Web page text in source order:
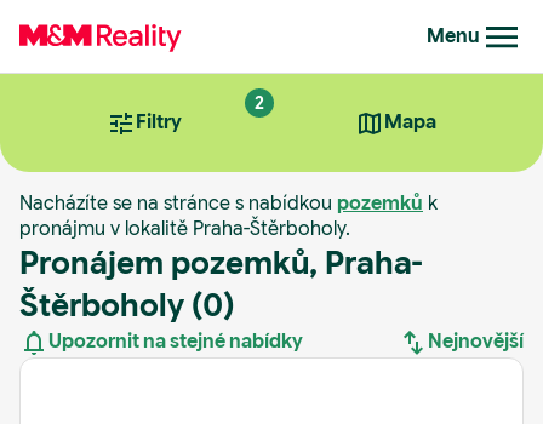
Menu
Filtry
2
Mapa
Nacházíte se na stránce s nabídkou pozemků k
pronájmu v lokalitě Praha-Štěrboholy.
Pronájem pozemků, Praha-
Štěrboholy (0)
Upozornit na stejné nabídky Nejnovější